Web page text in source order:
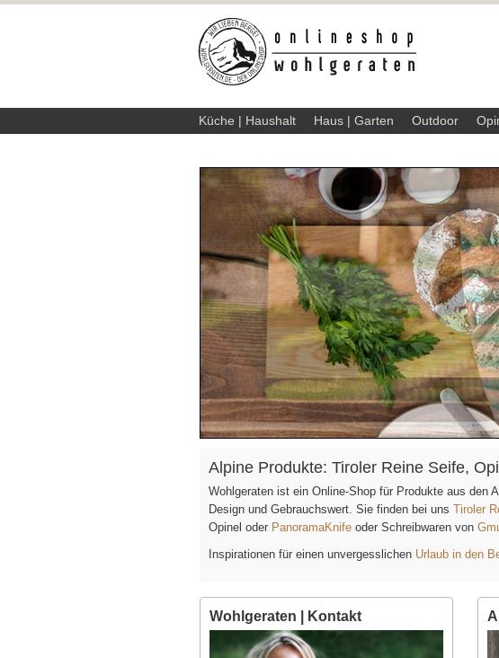
Küche | Haushalt Haus | Garten Outdoor
Alpine Produkte: Tiroler Reine Seife,
Wohlgeraten ist ein Online-Shop für Produkte aus den
Design und Gebrauchswert. Sie finden bei uns Tiroler
Opinel oder PanoramaKnife oder Schreibwaren von
Inspirationen für einen unvergesslichen Urlaub in den
Wohlgeraten | Kontakt